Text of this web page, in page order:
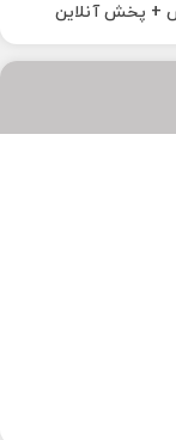
+ پخش آنلاین